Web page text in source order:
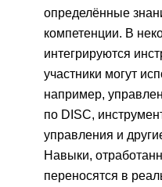
определённые
компетенции. В
интегрируются
участники могут
например,
по DISC,
управления и
Навыки,
переносятся в